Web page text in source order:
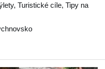
Turistické cíle, Tipy na